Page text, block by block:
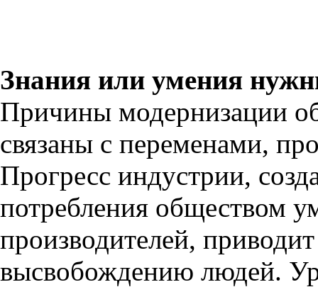
Знания или умения
Причины модернизации
связаны с переменами,
Прогресс индустрии,
потребления обществом
производителей,
высвобождению людей.